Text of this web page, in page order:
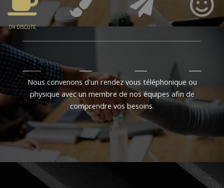
ON DISCUTE
Nous convenons d'un rendez vous téléphonique ou
physique avec un membre de nos équipes afin de
comprendre vos besoins.